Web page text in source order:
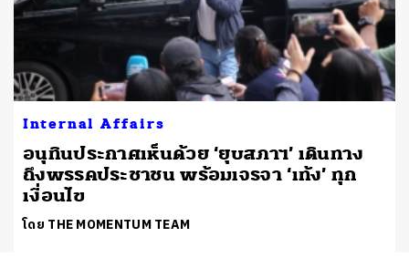
Internal Affairs
อนุทินประกาศเห็นด้วย ‘ยุบสภาฯ’ เดินทาง
ถึงพรรคประชาชน พร้อมเจรจา ‘เท้ง’ ทุก
เงื่อนไข
โดย THE MOMENTUM TEAM